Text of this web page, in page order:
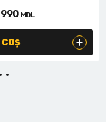
MDL
COȘ